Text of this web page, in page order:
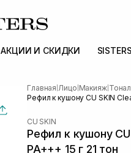
АКЦИИ И СКИДКИ
Главная Лицо Макияж|
Рефил к кушону CU SKIN
CU SKIN
Рефил к кушону
PA+++ 15 г 21 тон